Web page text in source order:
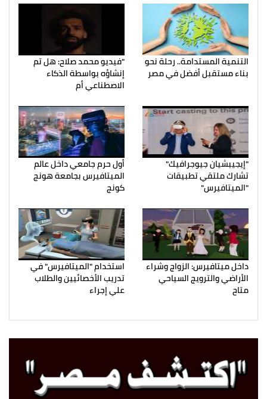
التنمية المستدامة.. رحلة نحو
بناء مستقبل أفضل في مصر
"فيديو محمد صلاح: هل تم
إنشاؤه بواسطة الذكاء
الاصطناعي أم
"إيجيبشيان جيوجرافيك"
تشارك ملتقي تطبيقات
"الميتافيرس"
أول حرم جامعي داخل عالم
الميتافيرس بجامعة هونج
كونج
داخل ميتافيرس: الزواج وشراء
الأراضي والترويج السياحي
متاح
استخدام "الميتافيرس" في
تدريب الأخصائيين والطلاب
علي إجراء